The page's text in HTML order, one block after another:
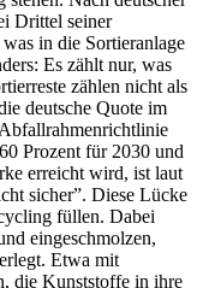
Drittel seiner
in die Sortieranlage
Es zählt nur, was
zählen nicht als
deutsche Quote im
Prozent für 2030 und
erreicht wird, ist laut
sicher”. Diese Lücke
füllen. Dabei
eingeschmolzen,
Etwa mit
die Kunststoffe in ihre